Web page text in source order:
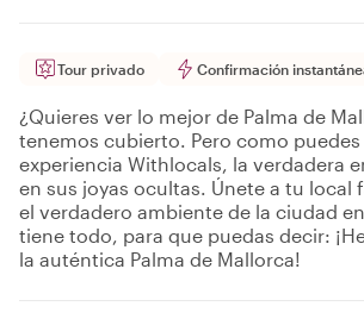
Tour privado Confirmación
¿Quieres ver lo mejor de Palma de
tenemos cubierto. Pero como puedes
experiencia Withlocals, la verdadera
en sus joyas ocultas. Únete a tu local
el verdadero ambiente de la ciudad
tiene todo, para que puedas decir:
la auténtica Palma de Mallorca!